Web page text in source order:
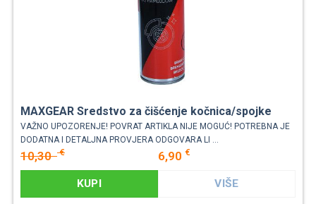
MAXGEAR Sredstvo za čišćenje kočnica/spojke
VAŽNO UPOZORENJE! POVRAT ARTIKLA NIJE MOGUĆ! POTREBNA JE
DODATNA I DETALJNA PROVJERA ODGOVARA LI ...
10,30€ 6,90 €
KUPI VIŠE